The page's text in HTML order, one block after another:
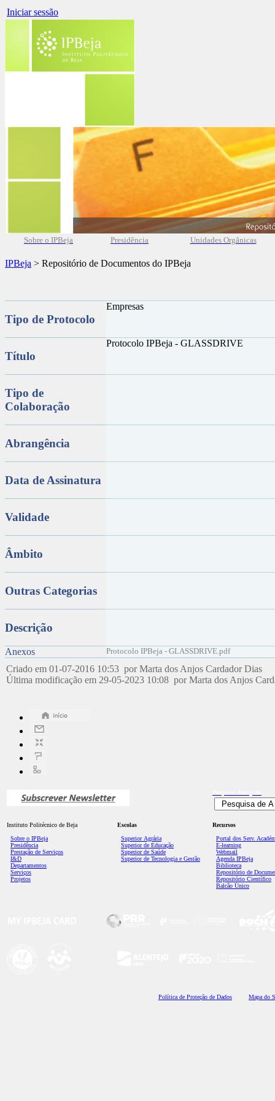
Iniciar sessão
Sobre o IPBeja Presidência Unidades Orgânicas
IPBeja > Repositório de Documentos do IPBeja
Tipo de Protocolo
Empresas
Título
Protocolo IPBeja - GLASSDRIVE
Tipo de
Colaboração
Abrangência
Data de Assinatura
Validade
Âmbito
Outras Categorias
Descrição
Anexos Protocolo IPBeja - GLASSDRIVE.pdf
Criado em 01-07-2016 10:53 por Marta dos Anjos Cardador Dias
Última modificação em 29-05-2023 10:08 por Marta dos Anjos
Instituto Politécnico de Beja
Sobre o IPBeja
Presidência
Prestação de Serviços
I&D
Departamentos
Serviços
Projetos
Escolas
Superior Agrária
Superior de Educação
Superior de Saúde
Superior de Tecnologia e Gestão
Recursos
Portal dos Serv.
E-learning
Webmail
Agenda IPBeja
Biblioteca
Repositório de
Repositório Científico
Balcão Único
Política de Proteção de Dados Mapa do